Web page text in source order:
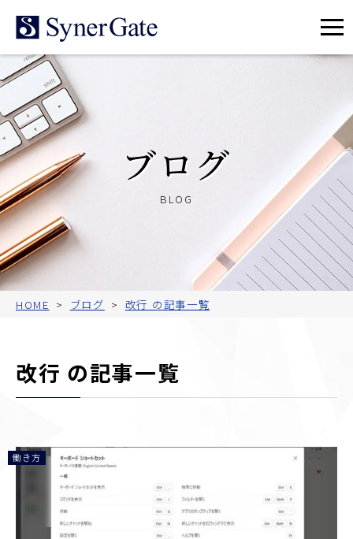
メ
ュ
ブログ
BLOG
HOME ブログ 改行 の記事一覧
改行 の記事一覧
働き方